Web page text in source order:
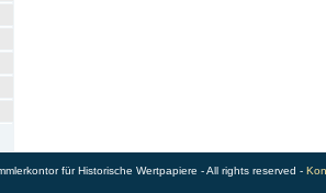
für Historische Wertpapiere - All rights reserved -